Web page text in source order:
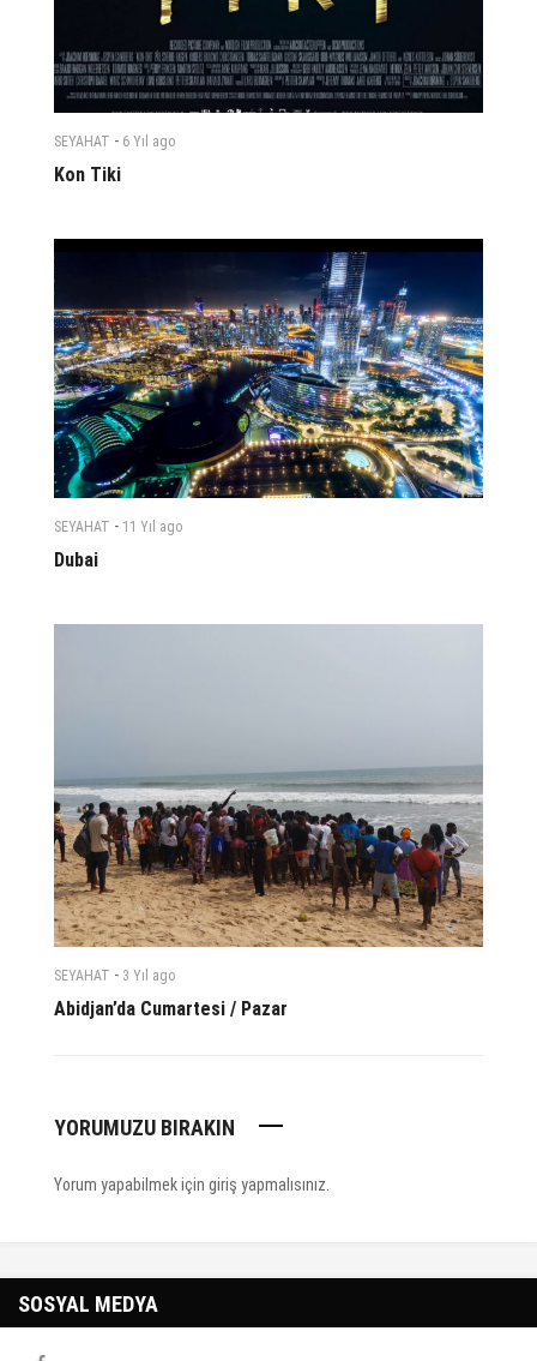
SEYAHAT - 6 Yıl ago
Kon Tiki
SEYAHAT - 11 Yıl ago
Dubai
SEYAHAT - 3 Yıl ago
Abidjan’da Cumartesi / Pazar
YORUMUZU BIRAKIN
Yorum yapabilmek için giriş yapmalısınız
SOSYAL MEDYA